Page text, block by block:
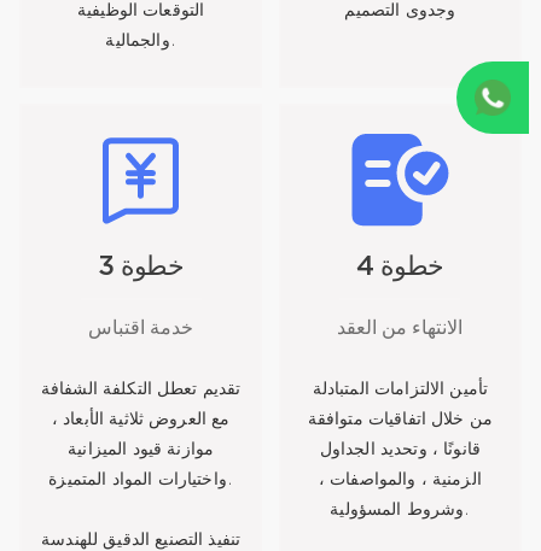
التوقعات الوظيفية
والجمالية.
وجدوى التصميم
خطوة 3
خدمة اقتباس
تقديم تعطل التكلفة الشفافة
مع العروض ثلاثية الأبعاد ،
موازنة قيود الميزانية
واختيارات المواد المتميزة.
تنفيذ التصنيع الدقيق للهندسة
خطوة 4
الانتهاء من العقد
تأمين الالتزامات المتبادلة
من خلال اتفاقيات متوافقة
قانونًا ، وتحديد الجداول
الزمنية ، والمواصفات ،
وشروط المسؤولية.